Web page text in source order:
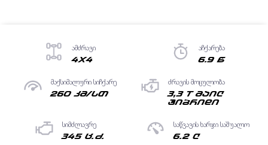
ამძრავი
4X4
აჩქარება
6.9 წ
მაქსიმალური სიჩქარე
260 კმ/სთ
ძრავის მოცულობა
3,3 T მაილ
ჰიბრიდი
სიმძლავრე
345 ც.ძ.
საწვავის ხარჯი საშუალო
6.2 ლ